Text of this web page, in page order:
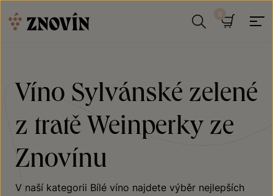
Víno Sylvánské zelené
z tratě Weinperky ze
Znovínu
V naší kategorii Bílé víno najdete výběr nejlepších